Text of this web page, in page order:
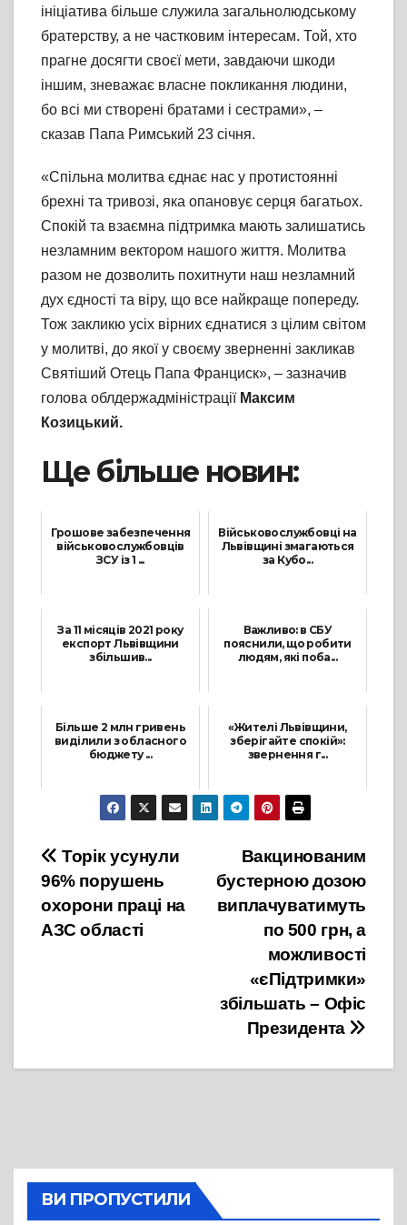
ініціатива більше служила загальнолюдському
братерству, а не частковим інтересам. Той, хто
прагне досягти своєї мети, завдаючи шкоди
іншим, зневажає власне покликання людини,
бо всі ми створені братами і сестрами», –
сказав Папа Римський 23 січня.
«Спільна молитва єднає нас у протистоянні
брехні та тривозі, яка опановує серця багатьох.
Спокій та взаємна підтримка мають залишатись
незламним вектором нашого життя. Молитва
разом не дозволить похитнути наш незламний
дух єдності та віру, що все найкраще попереду.
Тож закликю усіх вірних єднатися з цілим світом
у молитві, до якої у своєму зверненні закликав
Святіший Отець Папа Франциск», – зазначив
голова облдержадміністрації Максим
Козицький.
Ще більше новин:
Грошове забезпечення
військовослужбовців
ЗСУ із 1 ...
Військовослужбовці на
Львівщині змагаються
за Кубо...
За 11 місяців 2021 року
експорт Львівщини
збільшив...
Важливо: в СБУ
пояснили, що робити
людям, які поба...
Більше 2 млн гривень
виділили з обласного
бюджету ...
31 Липня, 2021
«Жителі Львівщини,
зберігайте спокій»:
звернення г...
24 Лютого, 2022
Навігація
записів
Вакцинованим
бустерною дозою
виплачуватимуть
по 500 грн, а
можливості
«єПідтримки»
збільшать – Офіс
Президента
Торік усунули
96% порушень
охорони праці на
АЗС області
ВИ ПРОПУСТИЛИ